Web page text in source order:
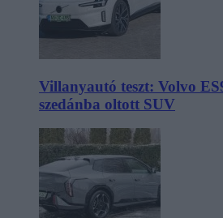
Villanyautó teszt: Volvo
szedánba oltott SUV